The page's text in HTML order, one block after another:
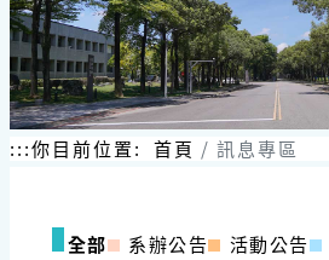
:::你目前位置: 首頁 訊息專區
全部 系辦公告 活動公告